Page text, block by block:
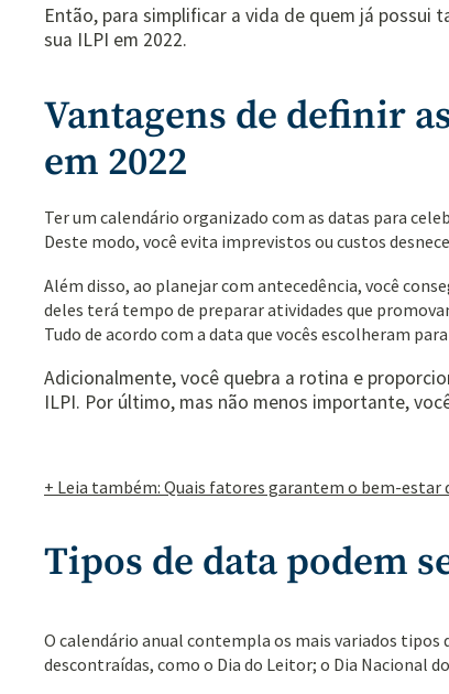
Então, para simplificar a vida de quem já possui
sua ILPI em 2022.
Vantagens de definir
em 2022
Ter um calendário organizado com as datas para
Deste modo, você evita imprevistos ou custos
Além disso, ao planejar com antecedência, você
deles terá tempo de preparar atividades que
Tudo de acordo com a data que vocês escolheram
Adicionalmente, você quebra a rotina e
ILPI. Por último, mas não menos importante,
+ Leia também: Quais fatores garantem o bem-estar
Tipos de data podem
O calendário anual contempla os mais variados tipos
descontraídas, como o Dia do Leitor; o Dia Nacional